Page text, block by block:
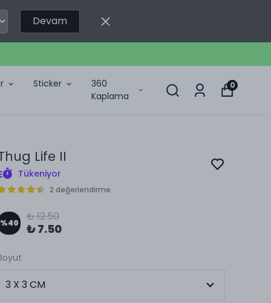
Devam
Sticker
360
Kaplama
0
Life II
Tükeniyor
2 değerlendirme
%40 ₺ 12.50
₺ 7.50